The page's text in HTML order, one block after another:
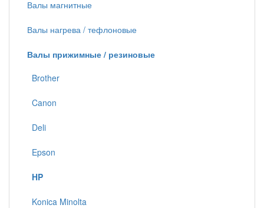
Валы магнитные
Валы нагрева / тефлоновые
Валы прижимные / резиновые
Brother
Canon
Deli
Epson
HP
Konica Minolta